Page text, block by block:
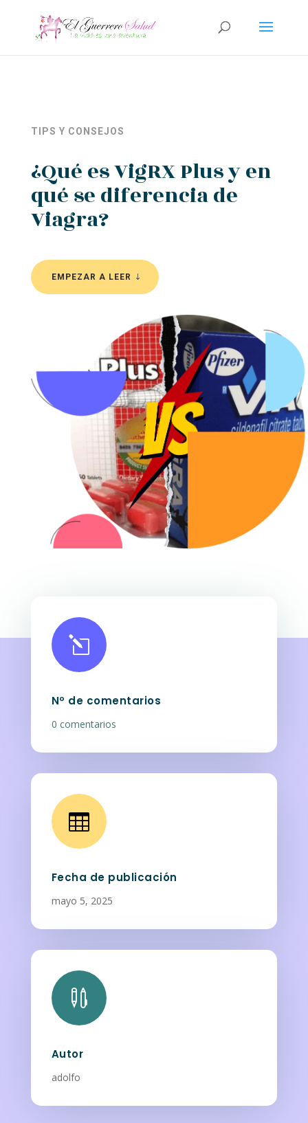
TIPS Y CONSEJOS
¿Qué es VigRX Plus y en
qué se diferencia de
Viagra?
EMPEZAR A LEER
l
Nº de comentarios
0 comentarios

Fecha de publicación
mayo 5, 2025

Autor
adolfo